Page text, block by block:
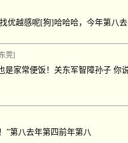
优越感呢[狗]哈哈哈，今年第八
莞]
是家常便饭！关东军智障孙子 你
”第八去年第四前年第八